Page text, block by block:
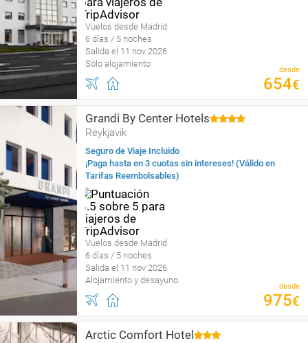
Vuelos desde Madrid
6 días / 5 noches
Salida el 11 nov 2026
Sólo alojamiento
desde
654€
Grandi By Center Hotels
Reykjavik
Seguro de Viaje Incluido
¡Paga hasta en 3 cuotas sin intereses! (Válido en
Tarifas Reembolsables)
Vuelos desde Madrid
6 días / 5 noches
Salida el 11 nov 2026
Alojamiento y desayuno
desde
975€
Arctic Comfort Hotel